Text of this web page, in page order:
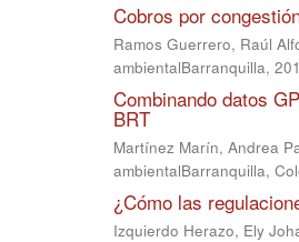
Cobros por
Ramos Guerrero, Raúl
ambientalBarranquilla,
Combinando datos
BRT
Martínez Marín, Andrea
ambientalBarranquilla,
¿Cómo las
Izquierdo Herazo, Ely